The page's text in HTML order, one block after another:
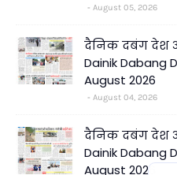
August 05, 2026
दैनिक दबंग देश
Dainik Dabang
August 2026
August 04, 2026
दैनिक दबंग देश
Dainik Dabang
August 2026